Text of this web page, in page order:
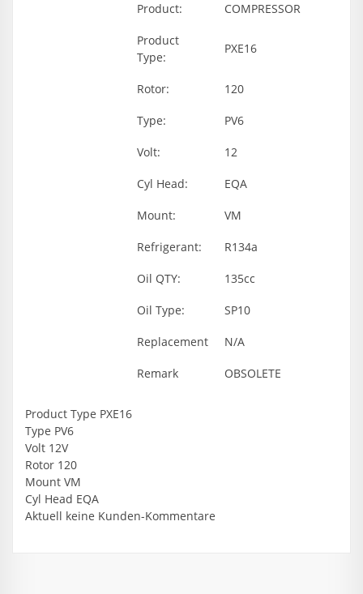
Product: COMPRESSOR
Product
Type:
PXE16
Rotor: 120
Type: PV6
Volt: 12
Cyl Head: EQA
Mount: VM
Refrigerant: R134a
Oil QTY: 135cc
Oil Type: SP10
Replacement N/A
Remark OBSOLETE
Product Type PXE16
Type PV6
Volt 12V
Rotor 120
Mount VM
Cyl Head EQA
Aktuell keine Kunden-Kommentare